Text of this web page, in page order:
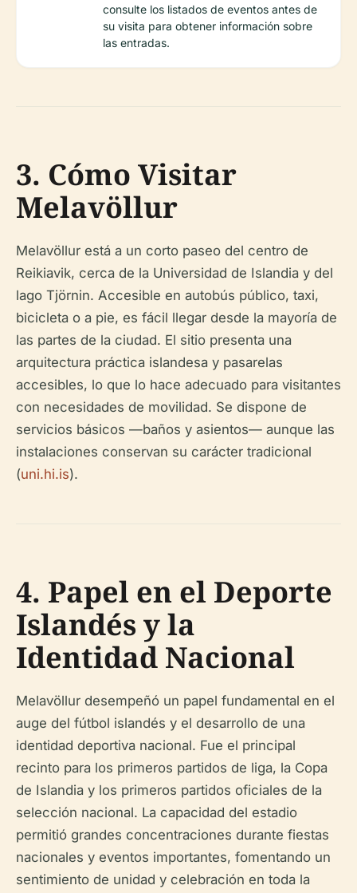
consulte los listados de eventos antes de
su visita para obtener información sobre
las entradas.
3. Cómo Visitar
Melavöllur
Melavöllur está a un corto paseo del centro de
Reikiavik, cerca de la Universidad de Islandia y del
lago Tjörnin. Accesible en autobús público, taxi,
bicicleta o a pie, es fácil llegar desde la mayoría de
las partes de la ciudad. El sitio presenta una
arquitectura práctica islandesa y pasarelas
accesibles, lo que lo hace adecuado para visitantes
con necesidades de movilidad. Se dispone de
servicios básicos —baños y asientos— aunque las
instalaciones conservan su carácter tradicional
(uni.hi.is).
4. Papel en el Deporte
Islandés y la
Identidad Nacional
Melavöllur desempeñó un papel fundamental en el
auge del fútbol islandés y el desarrollo de una
identidad deportiva nacional. Fue el principal
recinto para los primeros partidos de liga, la Copa
de Islandia y los primeros partidos oficiales de la
selección nacional. La capacidad del estadio
permitió grandes concentraciones durante fiestas
nacionales y eventos importantes, fomentando un
sentimiento de unidad y celebración en toda la